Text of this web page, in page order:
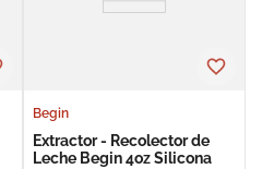
Begin
Extractor - Recolector de
Leche Begin 4oz Silicona